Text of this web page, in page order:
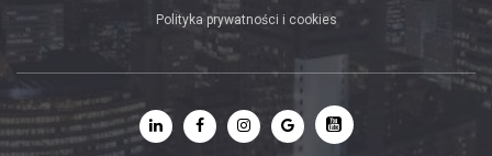
Polityka prywatności i cookies